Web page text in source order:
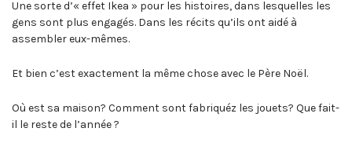
Une sorte d’« effet Ikea » pour les histoires, dans lesquelles les
gens sont plus engagés. Dans les récits qu’ils ont aidé à
assembler eux-mêmes.
Et bien c’est exactement la même chose avec le Père Noël.
Où est sa maison? Comment sont fabriquéz les jouets? Que fait-
il le reste de l’année ?